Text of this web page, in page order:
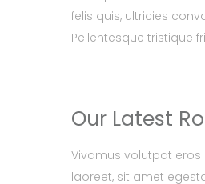
felis quis, ultricies
Pellentesque tristique
Our Latest
Vivamus volutpat eros
laoreet, sit amet